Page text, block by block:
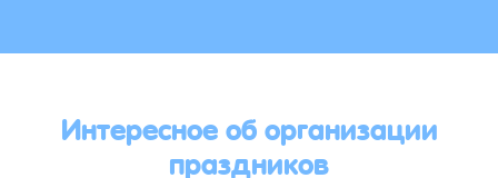
Интересное об организации
праздников